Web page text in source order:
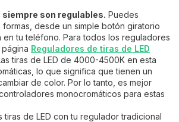
siempre son regulables. Puedes
formas, desde un simple botón giratorio
en tu teléfono. Para todos los reguladores
Reguladores de tiras de LED
tiras de LED de 4000-4500K en esta
lo que significa que tienen un
de color. Por lo tanto, es mejor
monocromáticos para estas
tiras de LED con tu regulador tradicional